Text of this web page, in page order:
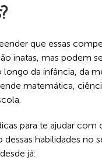
?
que essas
inatas, mas podem
longo da infância, da
matemática,
para te ajudar com
habilidades no
já: